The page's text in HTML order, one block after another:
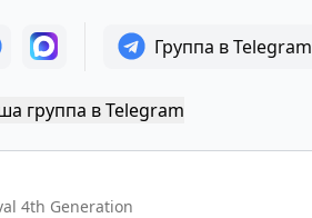
Группа в Telegram
группа в Telegram
4th Generation